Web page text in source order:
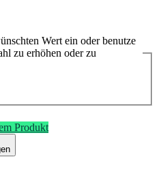
Wert ein oder benutze
zu erhöhen oder zu
Produkt